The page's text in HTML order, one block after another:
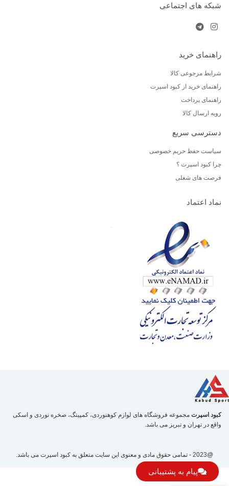
شبکه های اجتماعی
راهنمای خرید
شرایط مرجوعی کالا
راهنمای خرید از کبود اسپرت
راهنمای پرداخت
رویه ارسال کالا
دسترسی سریع
سیاست حفظ حریم خصوصی
چرا کبود اسپرت ؟
فرصت های شغلی
نماد اعتماد
کبود اسپرت مجموعه فروشگاه های لوازم کوهنوردی، کمپینگ، صخره نوردی و اسکی
واقع در تهران و تبریز می باشد.
@2023 - تمامی حقوق مادی و معنوی این سایت متعلق به کبود اسپرت می باشد.
پیام به پشتیبانی